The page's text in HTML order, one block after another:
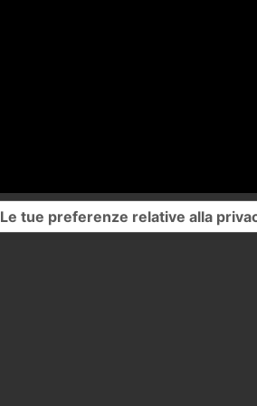
Le tue preferenze relative alla